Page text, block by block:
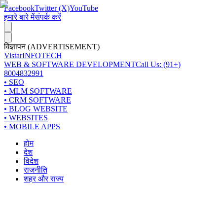
FacebookTwitter (X)YouTube
हमारे बारे मेंसंपर्क करें
विज्ञापन (ADVERTISEMENT)
VistarINFOTECH
WEB & SOFTWARE DEVELOPMENTCall Us: (91+)
8004832991
• SEO
• MLM SOFTWARE
• CRM SOFTWARE
• BLOG WEBSITE
• WEBSITES
• MOBILE APPS
होम
देश
विदेश
राजनीति
शहर और राज्य